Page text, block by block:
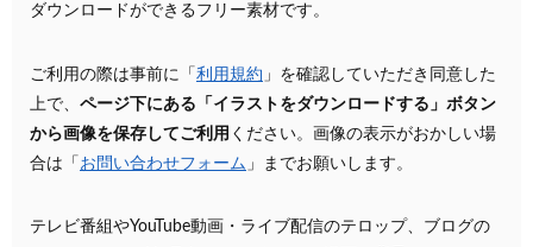
ダウンロードができるフリー素材です。
ご利用の際は事前に「 利用規約 」を確認していただき同意した
上で、 ページ下にある「イラストをダウンロードする」ボタン
から画像を保存してご利用 ください。画像の表示がおかしい場
合は「 お問い合わせフォーム 」までお願いします。
テレビ番組やYouTube動画・ライブ配信のテロップ、ブログの